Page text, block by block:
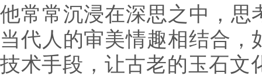
他常常沉浸在深思之中，思
当代人的审美情趣相结合
技术手段，让古老的玉石文